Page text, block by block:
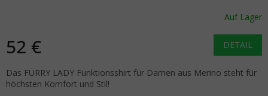
Auf Lager
52 € DETAIL
Das FURRY LADY Funktionsshirt für Damen aus Merino steht für
höchsten Komfort und Stil!